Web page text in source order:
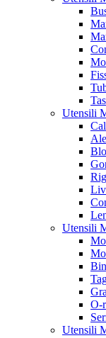
Utensili
Utensili
O-
Utensili